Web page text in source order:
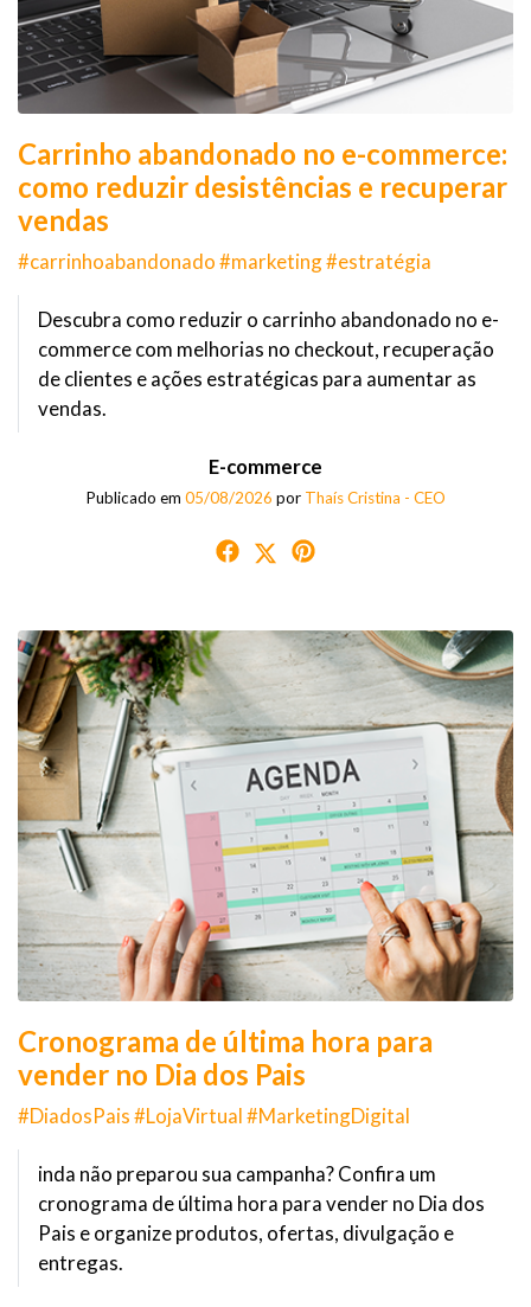
Carrinho abandonado no e-commerce:
como reduzir desistências e recuperar
vendas
#carrinhoabandonado #marketing #estratégia
Descubra como reduzir o carrinho abandonado no e-
commerce com melhorias no checkout, recuperação
de clientes e ações estratégicas para aumentar as
vendas.
E-commerce
Publicado em 05/08/2026 por Thaís Cristina - CEO
Cronograma de última hora para
vender no Dia dos Pais
#DiadosPais #LojaVirtual #MarketingDigital
inda não preparou sua campanha? Confira um
cronograma de última hora para vender no Dia dos
Pais e organize produtos, ofertas, divulgação e
entregas.